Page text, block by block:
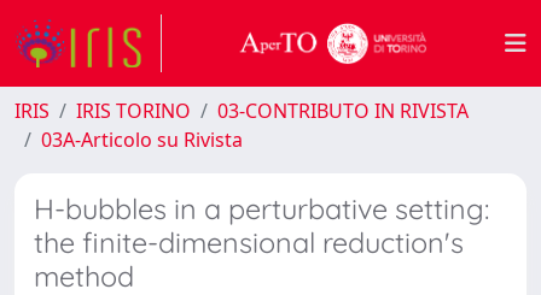
IRIS IRIS TORINO
03-CONTRIBUTO IN RIVISTA
03A-Articolo su Rivista
H-bubbles in a perturbative setting:
the finite-dimensional reduction's
method